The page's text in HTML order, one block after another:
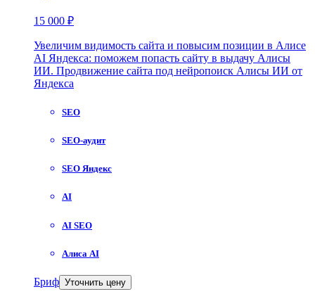
15 000 ₽
Увеличим видимость сайта и повысим позиции в Алисе
AI Яндекса: поможем попасть сайту в выдачу Алисы
ИИ. Продвижение сайта под нейропоиск Алисы ИИ от
Яндекса
SEO
SEO-аудит
SEO Яндекс
AI
AI SEO
Алиса AI
Бриф Уточнить цену